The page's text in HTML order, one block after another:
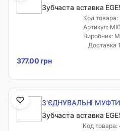
Зубчаста вставка
Код
Артикул:
Виробник:
Доставка
377.00 грн
З'ЄДНУВАЛЬНІ МУФТИ
Зубчаста вставка
Код товара: